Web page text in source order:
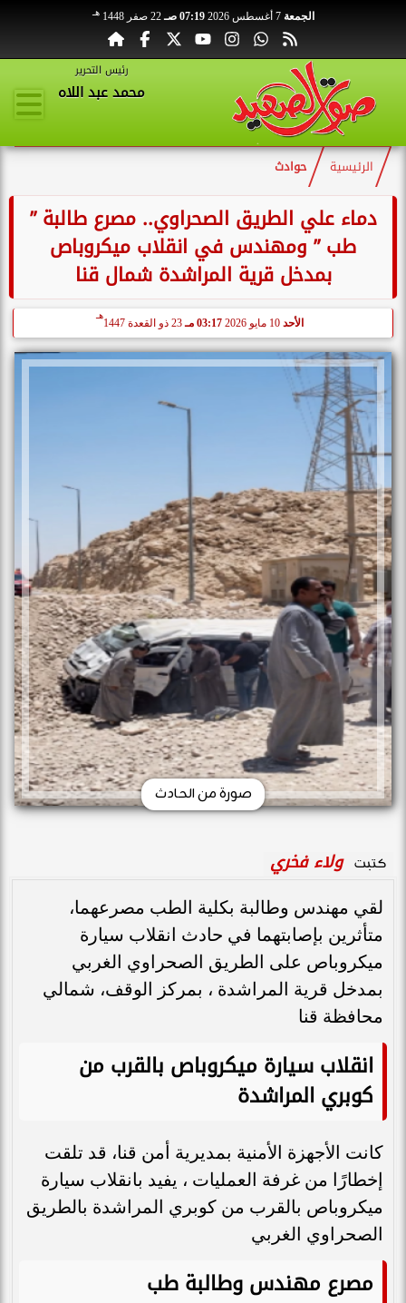
الجمعة 7 أغسطس 2026 07:19 صـ 22 صفر 1448 هـ
رئيس التحرير
محمد عبد اللاه
الرئيسية حوادث
دماء علي الطريق الصحراوي.. مصرع طالبة ”
طب ” ومهندس في انقلاب ميكروباص
بمدخل قرية المراشدة شمال قنا
الأحد 10 مايو 2026 03:17 مـ 23 ذو القعدة 1447
هـ
صورة من الحادث
كتبت ولاء فخري
لقي مهندس وطالبة بكلية الطب مصرعهما،
متأثرين بإصابتهما في حادث انقلاب سيارة
ميكروباص على الطريق الصحراوي الغربي
بمدخل قرية المراشدة ، بمركز الوقف، شمالي
محافظة قنا
انقلاب سيارة ميكروباص بالقرب من
كوبري المراشدة
كانت الأجهزة الأمنية بمديرية أمن قنا، قد تلقت
إخطارًا من غرفة العمليات ، يفيد بانقلاب سيارة
ميكروباص بالقرب من كوبري المراشدة بالطريق
الصحراوي الغربي
مصرع مهندس وطالبة طب